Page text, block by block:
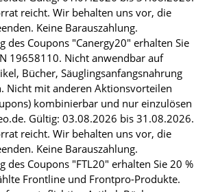
reicht. Wir behalten uns vor, die
Keine Barauszahlung.
des Coupons "Canergy20" erhalten Sie
19658110. Nicht anwendbar auf
Bücher, Säuglingsanfangsnahrung
Nicht mit anderen Aktionsvorteilen
kombinierbar und nur einzulösen
Gültig: 03.08.2026 bis 31.08.2026.
reicht. Wir behalten uns vor, die
Keine Barauszahlung.
des Coupons "FTL20" erhalten Sie 20 %
Frontline und Frontpro-Produkte.